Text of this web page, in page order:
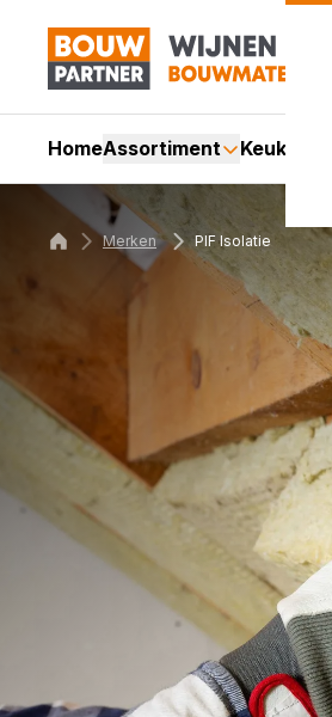
HomeAssortiment Keukens
Merken PIF Isolatie